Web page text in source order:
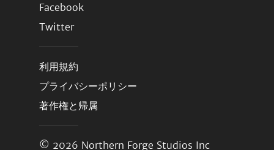
Facebook
Twitter
利用規約
プライバシーポリシー
著作権と帰属
© 2026 Northern Forge Studios Inc